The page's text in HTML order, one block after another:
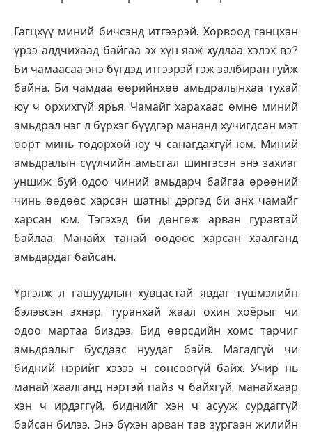
Гагцхүү миний бичсэнд итгээрэй. Хорвоод ганцхан
үрээ алдчихаад байгаа эх хүн яаж худлаа хэлэх вэ?
Би чамаасаа энэ бүгдэд итгээрэй гэж залбиран гуйж
байна. Би чамдаа өөрийнхөө амьдралынхаа тухай
юу ч орхихгүй ярья. Чамайг харахаас өмнө миний
амьдрал нэг л бүрхэг бүүдгэр мананд хучигдсан мэт
өөрт минь тодорхой юу ч санагдахгүй юм. Миний
амьдралын сүүлчийн амьсгал шингэсэн энэ захиаг
уншиж буй одоо чиний амьдарч байгаа өрөөний
чинь өөдөөс харсан шатны дэргэд би анх чамайг
харсан юм. Тэгэхэд би дөнгөж арван гуравтай
байлаа. Манайх танай өөдөөс харсан хаалганд
амьдардаг байсан.
Үргэлж л гашуудлын хувцастай явдаг түшмэлийн
бэлэвсэн эхнэр, туранхай жаал охин хоёрыг чи
одоо мартаа биздээ. Бид өөрсдийн хомс тарчиг
амьдралыг бусдаас нуудаг байв. Магадгүй чи
бидний нэрийг хэзээ ч сонсоогүй байх. Учир нь
манай хаалганд нэртэй пайз ч байхгүй, манайхаар
хэн ч ирдэггүй, биднийг хэн ч асууж сурдаггүй
байсан билээ. Энэ бүхэн арван тав зургаан жилийн